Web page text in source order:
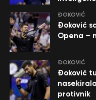
ĐOKOVIĆ
Đoković
Opena –
ĐOKOVIĆ
Đoković
protivnik